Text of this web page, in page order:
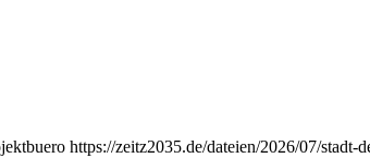
https://zeitz2035.de/dateien/2026/07/